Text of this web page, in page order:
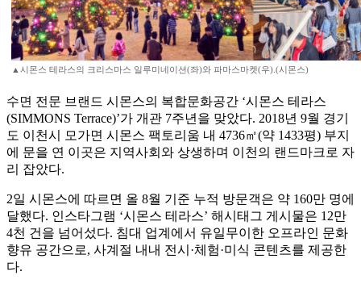
▲시몬스 테라스의 크리스마스 일루미네이션(좌)와 파마스마켓(우).(시몬스)
수면 전문 브랜드 시몬스의 복합문화공간 ‘시몬스 테라스
(SIMMONS Terrace)’가 개관 7주년을 맞았다. 2018년 9월 경기
도 이천시 모가면 시몬스 팩토리움 내 4736㎡(약 1433평) 부지
에 문을 연 이곳은 지역사회와 상생하며 이천의 랜드마크로 자
리 잡았다.
2일 시몬스에 따르면 올 8월 기준 누적 방문객은 약 160만 명에
달했다. 인스타그램 ‘시몬스 테라스’ 해시태그 게시물은 12만
4천 건을 넘어섰다. 침대 업계에서 유일무이한 오프라인 문화
향유 공간으로, 사계절 내내 전시·체험·미식 콘텐츠를 제공한
다.